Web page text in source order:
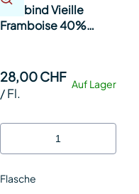
Fassbind Vieille
Framboise 40%
Auf Lager
28,00 CHF
/Fl.
Flasche